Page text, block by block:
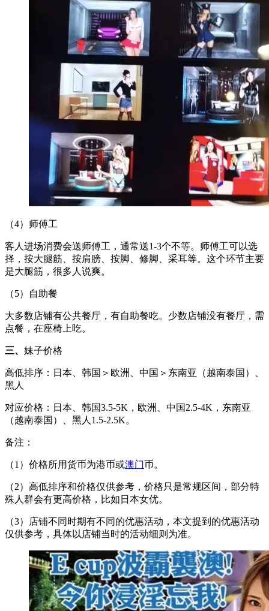
（4）师傅工
客人进场消费会送师傅工，通常送1-3个不等。师傅工可以选
择，按大腿筋、按肩膀、按脚、修脚、采耳等。这个环节主要
是大腿筋，很多人说爽。
（5）自助餐
大多数店铺有公共餐厅，有自助餐吃。少数店铺没有餐厅，需
点餐，在座椅上吃。
三、 妹子价格
高低排序：日本、韩国＞欧洲、中国＞东南亚（越南泰国）、
黑人
对应价格：日本、韩国3.5-5K，欧洲、中国2.5-4K，东南亚
（越南泰国）、黑人1.5-2.5K。
备注：
（1）价格所用货币为港币或澳门币。
（2）高低排序和价格仅供参考，价格只是常规区间，部分特
殊人群会有更高价格，比如日本女优。
（3）店铺不同时期有不同的优惠活动，本文提到的优惠活动
仅供参考，具体以店铺当时的活动细则为准。